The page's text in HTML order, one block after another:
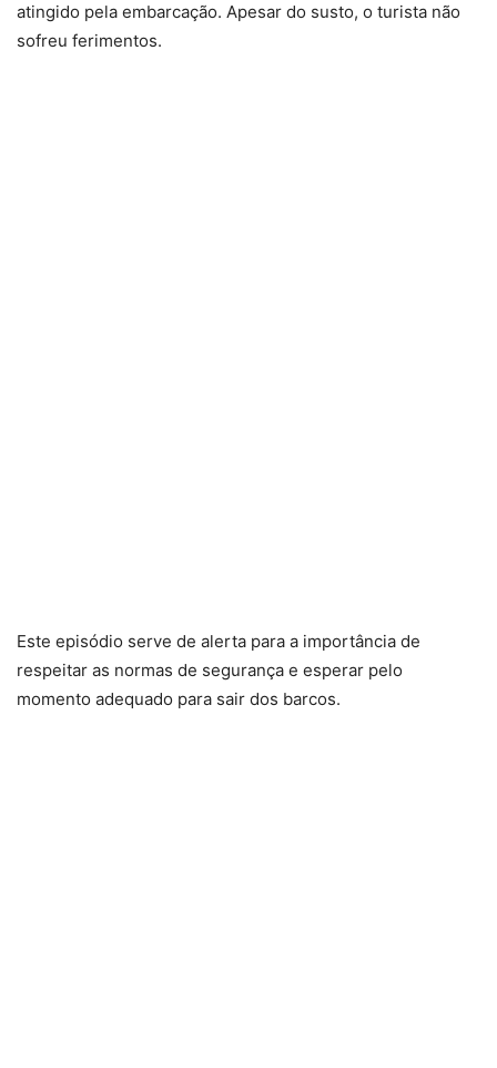
atingido pela embarcação. Apesar do susto, o turista não
sofreu ferimentos.
Este episódio serve de alerta para a importância de
respeitar as normas de segurança e esperar pelo
momento adequado para sair dos barcos.